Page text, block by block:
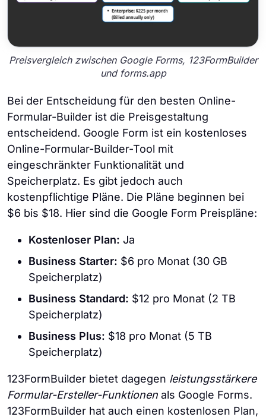
Preisvergleich zwischen Google Forms, 123FormBuilder
und forms.app
Bei der Entscheidung für den besten Online-
Formular-Builder ist die Preisgestaltung
entscheidend. Google Form ist ein kostenloses
Online-Formular-Builder-Tool mit
eingeschränkter Funktionalität und
Speicherplatz. Es gibt jedoch auch
kostenpflichtige Pläne. Die Pläne beginnen bei
$6 bis $18. Hier sind die Google Form Preispläne:
Kostenloser Plan: Ja
Business Starter: $6 pro Monat (30 GB
Speicherplatz)
Business Standard: $12 pro Monat (2 TB
Speicherplatz)
Business Plus: $18 pro Monat (5 TB
Speicherplatz)
123FormBuilder bietet dagegen leistungsstärkere
Formular-Ersteller-Funktionen als Google Forms.
123FormBuilder hat auch einen kostenlosen Plan,